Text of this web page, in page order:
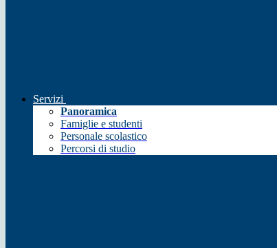
Servizi
Panoramica
Famiglie e studenti
Personale scolastico
Percorsi di studio